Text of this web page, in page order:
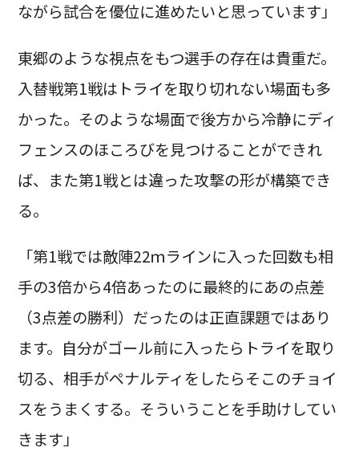
ながら試合を優位に進めたいと思っています」
東郷のような視点をもつ選手の存在は貴重だ。
入替戦第1戦はトライを取り切れない場面も多
かった。そのような場面で後方から冷静にディ
フェンスのほころびを見つけることができれ
ば、また第1戦とは違った攻撃の形が構築でき
る。
「第1戦では敵陣22ｍラインに入った回数も相
手の3倍から4倍あったのに最終的にあの点差
（3点差の勝利）だったのは正直課題ではあり
ます。自分がゴール前に入ったらトライを取り
切る、相手がペナルティをしたらそこのチョイ
スをうまくする。そういうことを手助けしてい
きます」